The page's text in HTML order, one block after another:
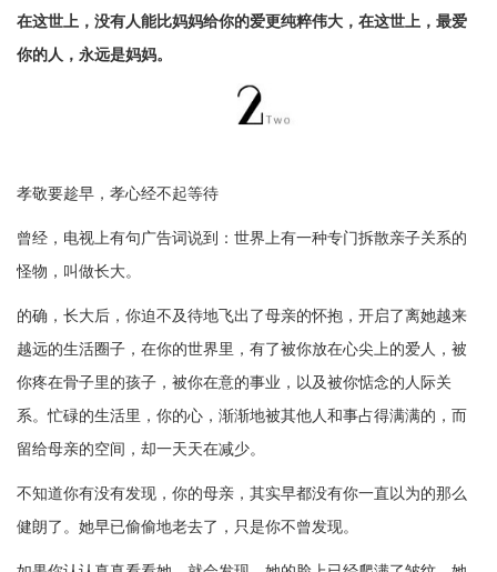
在这世上，没有人能比妈妈给你的爱更纯粹伟大，在这世上，最爱
你的人，永远是妈妈。
孝敬要趁早，孝心经不起等待
曾经，电视上有句广告词说到：世界上有一种专门拆散亲子关系的
怪物，叫做长大。
的确，长大后，你迫不及待地飞出了母亲的怀抱，开启了离她越来
越远的生活圈子，在你的世界里，有了被你放在心尖上的爱人，被
你疼在骨子里的孩子，被你在意的事业，以及被你惦念的人际关
系。忙碌的生活里，你的心，渐渐地被其他人和事占得满满的，而
留给母亲的空间，却一天天在减少。
不知道你有没有发现，你的母亲，其实早都没有你一直以为的那么
健朗了。她早已偷偷地老去了，只是你不曾发现。